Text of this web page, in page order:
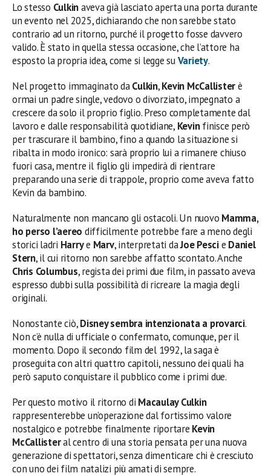
Lo stesso Culkinaveva già lasciato aperta una porta durante
un evento nel 2025, dichiarando che non sarebbe stato
contrario ad un ritorno, purché il progetto fosse davvero
valido. È stato in quella stessa occasione, che l’attore ha
esposto la propria idea, come si legge suVariety.
Nel progetto immaginato daCulkin,Kevin McCallisterè
ormai un padre single, vedovo o divorziato, impegnato a
crescere da solo il proprio figlio. Preso completamente dal
lavoro e dalle responsabilità quotidiane, Kevinfinisce però
per trascurare il bambino, fino a quando la situazione si
ribalta in modo ironico: sarà proprio lui a rimanere chiuso
fuori casa, mentre il figlio gli impedirà di rientrare
preparando una serie di trappole, proprio come aveva fatto
Kevin da bambino.
Naturalmente non mancano gli ostacoli. Un nuovo Mamma,
ho perso l’aereo difficilmente potrebbe fare a meno degli
storici ladri Harrye Marv, interpretati daJoe Pescie Daniel
Stern, il cui ritorno non sarebbe affatto scontato. Anche
Chris Columbus, regista dei primi due film, in passato aveva
espresso dubbi sulla possibilità di ricreare la magia degli
originali.
Nonostante ciò,Disney sembra intenzionata a provarci.
Non c’è nulla di ufficiale o confermato, comunque, per il
momento. Dopo il secondo film del 1992, la saga è
proseguita con altri quattro capitoli, nessuno dei quali ha
però saputo conquistare il pubblico come i primi due.
Per questo motivo il ritorno di Macaulay Culkin
rappresenterebbe un’operazione dal fortissimo valore
nostalgico e potrebbe finalmente riportare Kevin
McCallisteral centro di una storia pensata per una nuova
generazione di spettatori, senza dimenticare chi è cresciuto
con uno dei film natalizi più amati di sempre.